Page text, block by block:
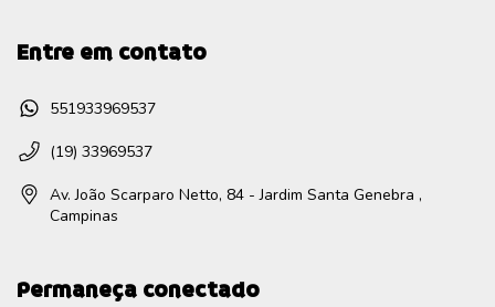
Entre em contato
551933969537
(19) 33969537
Av. João Scarparo Netto, 84 - Jardim Santa Genebra ,
Campinas
Permaneça conectado